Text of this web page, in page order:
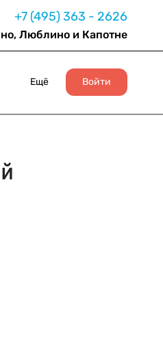
+7 (495) 363 - 2626
Люблино и Капотне
Ещё Войти